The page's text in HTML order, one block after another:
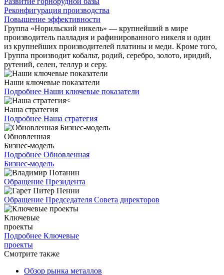
Реконфигурация производства
Повышение эффективности
Группа «Норильский никель» — крупнейший в мире
производитель палладия и рафинированного никеля и один
из крупнейших производителей платины и меди. Кроме того,
Группа производит кобальт, родий, серебро, золото, иридий,
рутений, селен, теллур и серу.
Наши ключевые показатели
Подробнее Наши ключевые показатели
Наша стратегия
Подробнее Наша стратегия
Обновленная
Бизнес-модель
Подробнее Обновленная
Бизнес-модель
Обращение Президента
Обращение Председателя Совета директоров
Ключевые
проекты
Подробнее Ключевые
проекты
Смотрите также
Обзор рынка металлов